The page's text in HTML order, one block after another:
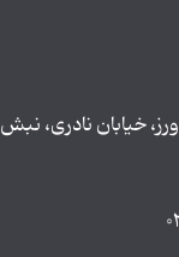
خیابان نادری،